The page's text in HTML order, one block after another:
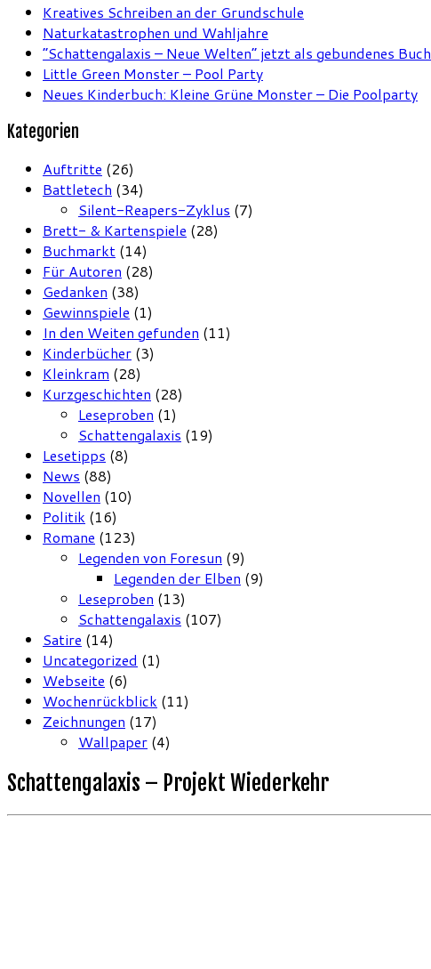
Kreatives Schreiben an der Grundschule
Naturkatastrophen und Wahljahre
“Schattengalaxis – Neue Welten” jetzt als gebundenes Buch
Little Green Monster – Pool Party
Neues Kinderbuch: Kleine Grüne Monster – Die Poolparty
Kategorien
Auftritte (26)
Battletech (34)
Silent-Reapers-Zyklus (7)
Brett- & Kartenspiele (28)
Buchmarkt (14)
Für Autoren (28)
Gedanken (38)
Gewinnspiele (1)
In den Weiten gefunden (11)
Kinderbücher (3)
Kleinkram (28)
Kurzgeschichten (28)
Leseproben (1)
Schattengalaxis (19)
Lesetipps (8)
News (88)
Novellen (10)
Politik (16)
Romane (123)
Legenden von Foresun (9)
Legenden der Elben (9)
Leseproben (13)
Schattengalaxis (107)
Satire (14)
Uncategorized (1)
Webseite (6)
Wochenrückblick (11)
Zeichnungen (17)
Wallpaper (4)
Schattengalaxis – Projekt Wiederkehr